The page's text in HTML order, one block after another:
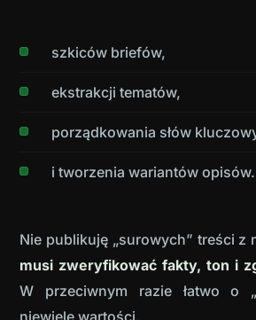
szkiców briefów,
ekstrakcji tematów,
porządkowania słów
i tworzenia wariantów opisów.
Nie publikuję „surowych” treści z
musi zweryfikować fakty, ton i
W przeciwnym razie łatwo o